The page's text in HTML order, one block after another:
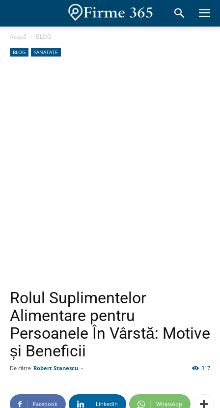
Acasă BLOG
BLOG SANATATE
Rolul Suplimentelor
Alimentare pentru
Persoanele În Vârstă: Motive
și Beneficii
De către Robert Stanescu - 317
Facebook Linkedin WhatsApp